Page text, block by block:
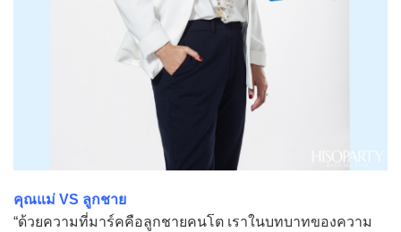
คุณแม่ VS ลูกชาย
“ด้วยความที่มาร์คคือลูกชายคนโต เราในบทบาทของความ